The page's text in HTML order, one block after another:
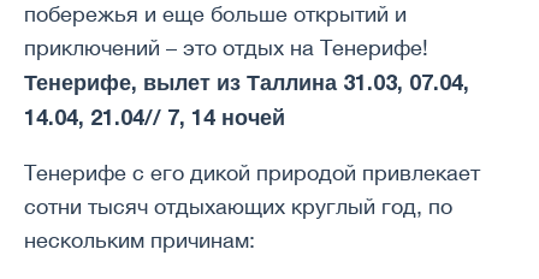
побережья и еще больше открытий и
приключений – это отдых на Тенерифе!
Тенерифе, вылет из Таллина 31.03, 07.04,
14.04, 21.04// 7, 14 ночей
Тенерифе с его дикой природой привлекает
сотни тысяч отдыхающих круглый год, по
нескольким причинам: